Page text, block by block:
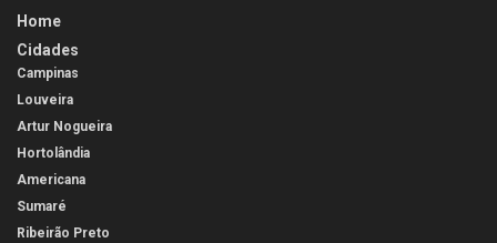
Home
Cidades
Campinas
Louveira
Artur Nogueira
Hortolândia
Americana
Sumaré
Ribeirão Preto